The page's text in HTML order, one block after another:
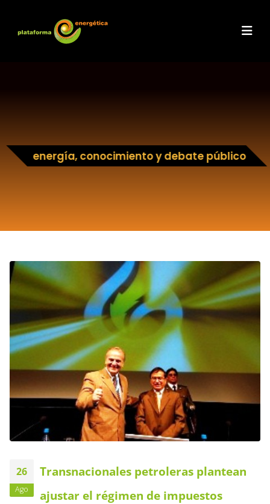
energía, conocimiento y debate público
26
Ago
Transnacionales petroleras plantean
ajustar el régimen de impuestos